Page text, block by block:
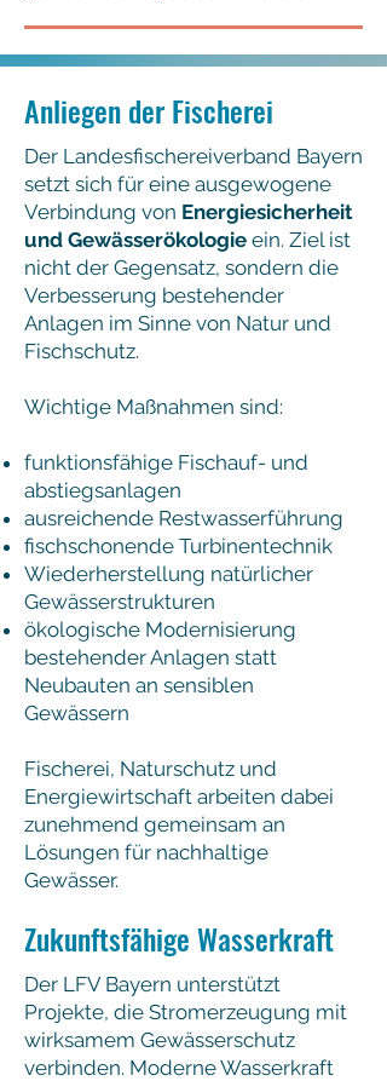
Anliegen der Fischerei
Der Landesfischereiverband Bayern
setzt sich für eine ausgewogene
Verbindung von Energiesicherheit
und Gewässerökologie ein. Ziel ist
nicht der Gegensatz, sondern die
Verbesserung bestehender
Anlagen im Sinne von Natur und
Fischschutz.
Wichtige Maßnahmen sind:
funktionsfähige Fischauf- und
abstiegsanlagen
ausreichende Restwasserführung
fischschonende Turbinentechnik
Wiederherstellung natürlicher
Gewässerstrukturen
ökologische Modernisierung
bestehender Anlagen statt
Neubauten an sensiblen
Gewässern
Fischerei, Naturschutz und
Energiewirtschaft arbeiten dabei
zunehmend gemeinsam an
Lösungen für nachhaltige
Gewässer.
Zukunftsfähige Wasserkraft
Der LFV Bayern unterstützt
Projekte, die Stromerzeugung mit
wirksamem Gewässerschutz
verbinden. Moderne Wasserkraft